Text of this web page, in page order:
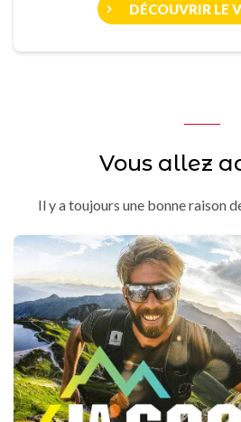
DÉCOUVRIR LE
Vous allez
Il y a toujours une bonne raison